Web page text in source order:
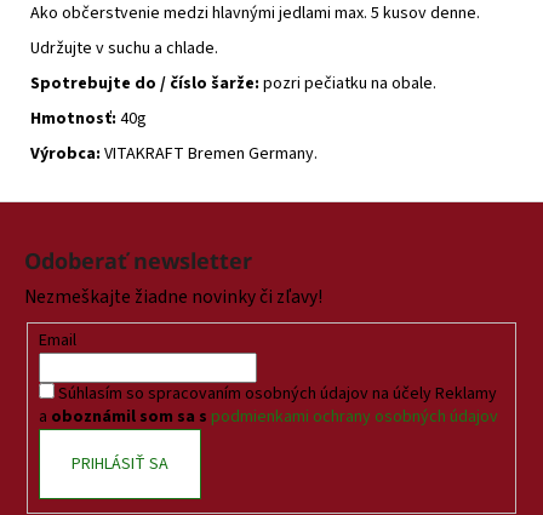
Ako občerstvenie medzi hlavnými jedlami max. 5 kusov denne.
Udržujte v suchu a chlade.
Spotrebujte do / číslo šarže: pozri pečiatku na obale.
Hmotnosť: 40g
Výrobca: VITAKRAFT Bremen Germany.
Odoberať newsletter
Nezmeškajte žiadne novinky či zľavy!
Email
Súhlasím so spracovaním osobných údajov na účely Reklamy
a oboznámil som sa s podmienkami ochrany osobných údajov
PRIHLÁSIŤ SA